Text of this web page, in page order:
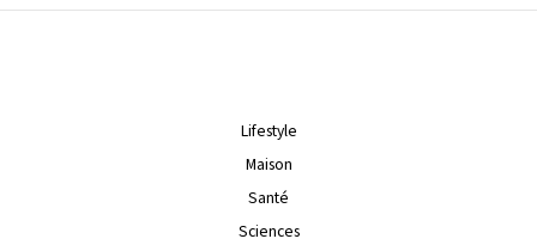
Lifestyle
Maison
Santé
Sciences